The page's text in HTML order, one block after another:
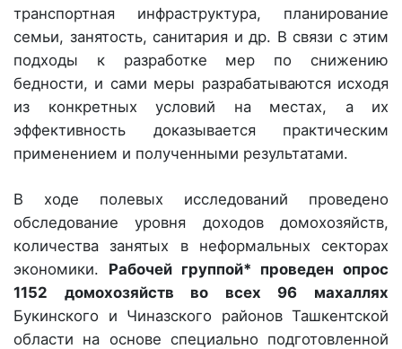
транспортная инфраструктура, планирование
семьи, занятость, санитария и др. В связи с этим
подходы к разработке мер по снижению
бедности, и сами меры разрабатываются исходя
из конкретных условий на местах, а их
эффективность доказывается практическим
применением и полученными результатами.
В ходе полевых исследований проведено
обследование уровня доходов домохозяйств,
количества занятых в неформальных секторах
экономики. Рабочей группой* проведен опрос
1152 домохозяйств во всех 96 махаллях
Букинского и Чиназского районов Ташкентской
области на основе специально подготовленной